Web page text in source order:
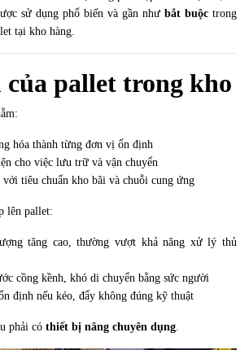
sử dụng phổ biến và gần như bắt buộc trong
tại kho hàng.
pallet trong kho
hóa thành từng đơn vị ổn định
cho việc lưu trữ và vận chuyển
với tiêu chuẩn kho bãi và chuỗi cung ứng
lên pallet:
tăng cao, thường vượt khả năng xử lý thủ
cồng kềnh, khó di chuyển bằng sức người
định nếu kéo, đẩy không đúng kỹ thuật
phải có thiết bị nâng chuyên dụng.